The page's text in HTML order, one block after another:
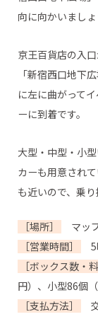
向に向かいましょ
京王百貨店の入
「新宿西口地下
に左に曲がって
ーに到着です。
大型・中型・小
カーも用意され
も近いので、乗
［場所］
マッ
［営業時間］
［ボックス数・料
円）、小型86個
［支払方法］